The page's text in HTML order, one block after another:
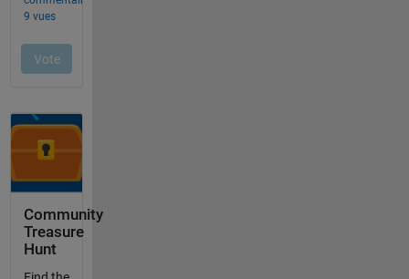
Community
Treasure
Hunt